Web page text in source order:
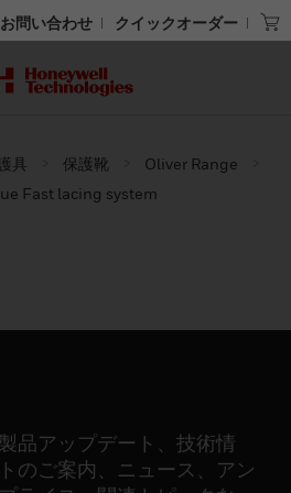
お問い合わせ クイックオーダー
具 保護靴
Oliver Range
Fast lacing system
品アップデート、技術情
のご案内、ニュース、アン